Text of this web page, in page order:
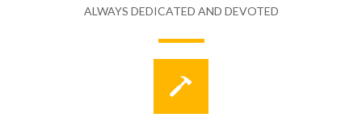
ALWAYS DEDICATED AND DEVOTED